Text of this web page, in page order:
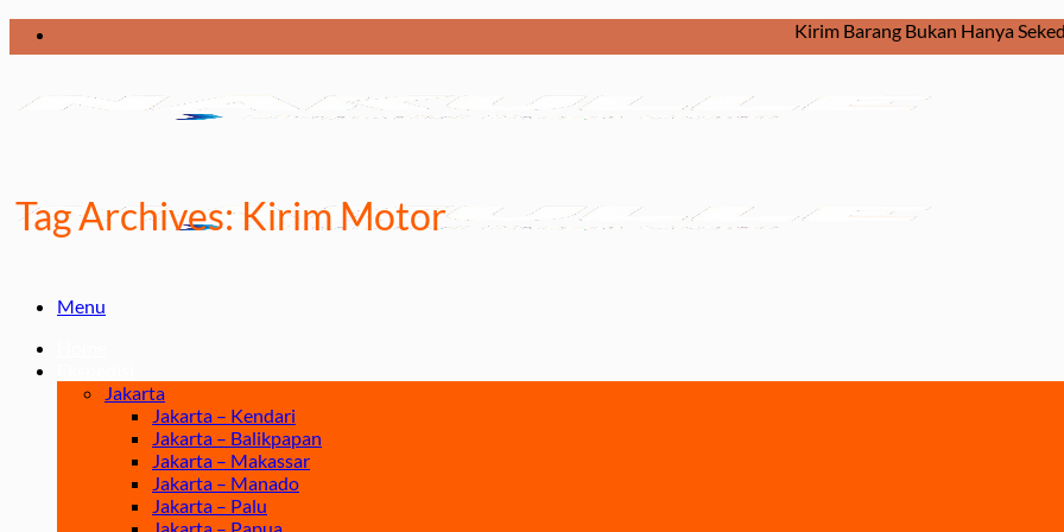
Skip
to
Kirim Barang Bukan Hanya Sekedar
Menu
Jakarta
Jakarta – Kendari
Jakarta – Balikpapan
Jakarta – Makassar
Jakarta – Manado
Jakarta – Palu
Tag Archives:Kirim Motor